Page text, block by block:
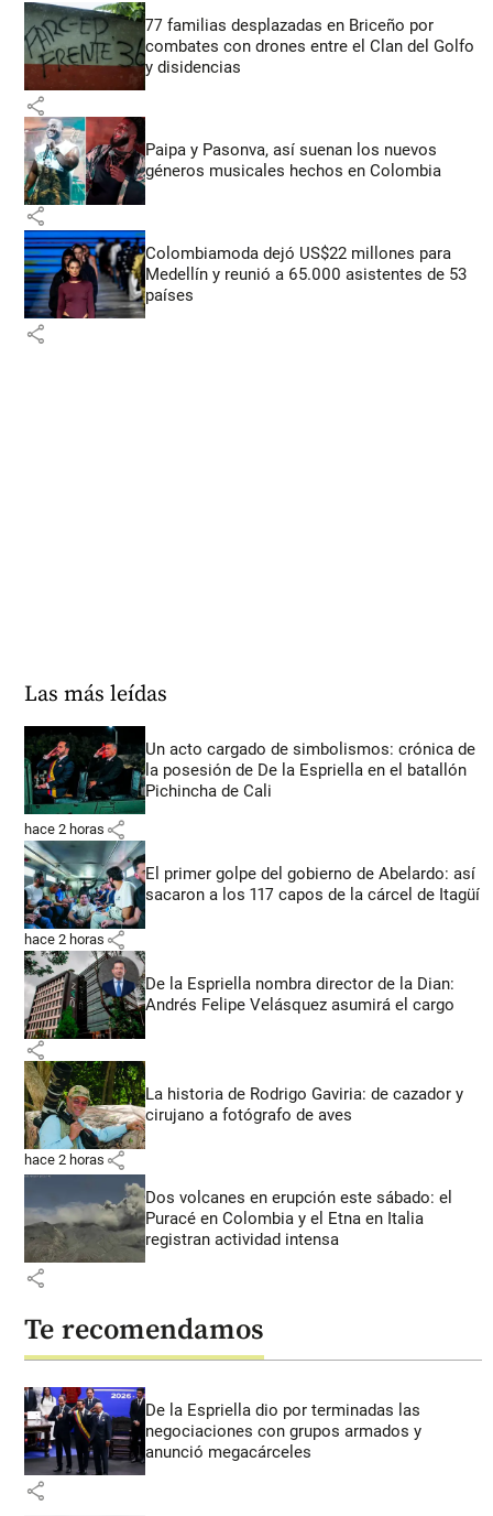
77 familias desplazadas en Briceño por
combates con drones entre el Clan del Golfo
y disidencias
share
Paipa y Pasonva, así suenan los nuevos
géneros musicales hechos en Colombia
share
Colombiamoda dejó US$22 millones para
Medellín y reunió a 65.000 asistentes de 53
países
share
Las más leídas
Un acto cargado de simbolismos: crónica de
la posesión de De la Espriella en el batallón
Pichincha de Cali
hace 2 horas share
El primer golpe del gobierno de Abelardo: así
sacaron a los 117 capos de la cárcel de Itagüí
hace 2 horas share
De la Espriella nombra director de la Dian:
Andrés Felipe Velásquez asumirá el cargo
share
La historia de Rodrigo Gaviria: de cazador y
cirujano a fotógrafo de aves
hace 2 horas share
Dos volcanes en erupción este sábado: el
Puracé en Colombia y el Etna en Italia
registran actividad intensa
share
Te recomendamos
De la Espriella dio por terminadas las
negociaciones con grupos armados y
anunció megacárceles
share